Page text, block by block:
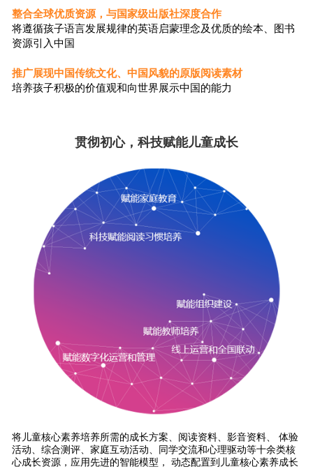
整合全球优质资源，与国家级出版社深度合作
将遵循孩子语言发展规律的英语启蒙理念及优质的绘本、图书
资源引入中国
推广展现中国传统文化、中国风貌的原版阅读素材
培养孩子积极的价值观和向世界展示中国的能力
贯彻初心，科技赋能儿童成长
将儿童核心素养培养所需的成长方案、阅读资料、影音资料、 体验
活动、综合测评、家庭互动活动、同学交流和心理驱动等十余类核
心成长资源，应用先进的智能模型， 动态配置到儿童核心素养成长